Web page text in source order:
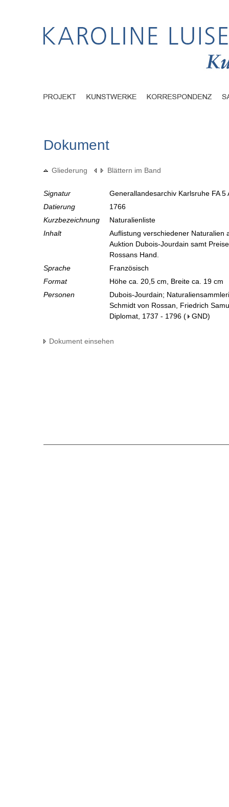
Dokument
Gliederung Blättern im Band
Signatur
Generallandesarchiv Karlsruhe FA
Datierung
1766
Kurzbezeichnung
Naturalienliste
Inhalt
Auflistung verschiedener Naturalien
Auktion Dubois-Jourdain samt
Rossans Hand.
Sprache
Französisch
Format
Höhe ca. 20,5 cm, Breite ca. 19 cm
Personen
Dubois-Jourdain;
Schmidt von Rossan, Friedrich
Diplomat, 1737 - 1796 ( GND)
Dokument einsehen